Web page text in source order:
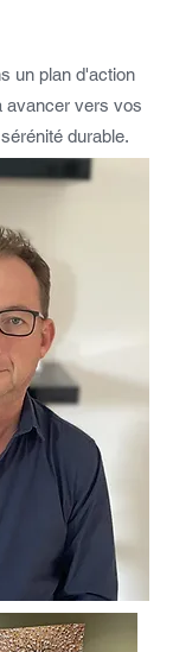
un plan d'action
avancer vers vos
durable.